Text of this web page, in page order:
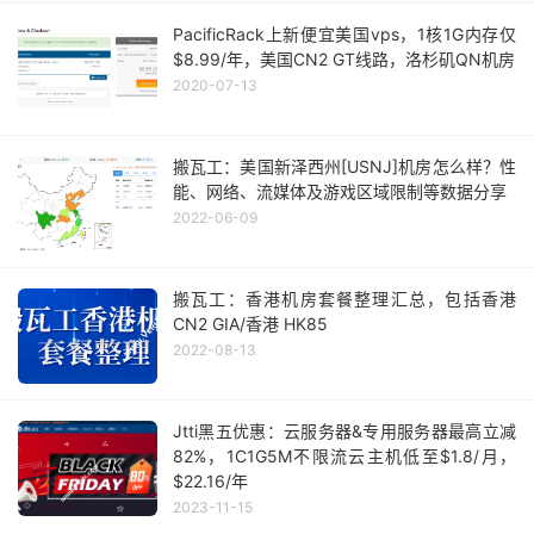
PacificRack上新便宜美国vps，1核1G内存仅
$8.99/年，美国CN2 GT线路，洛杉矶QN机房
2020-07-13
搬瓦工：美国新泽西州[USNJ]机房怎么样？性
能、网络、流媒体及游戏区域限制等数据分享
2022-06-09
搬瓦工：香港机房套餐整理汇总，包括香港
CN2 GIA/香港 HK85
2022-08-13
Jtti黑五优惠：云服务器&专用服务器最高立减
82%，1C1G5M不限流云主机低至$1.8/月，
$22.16/年
2023-11-15